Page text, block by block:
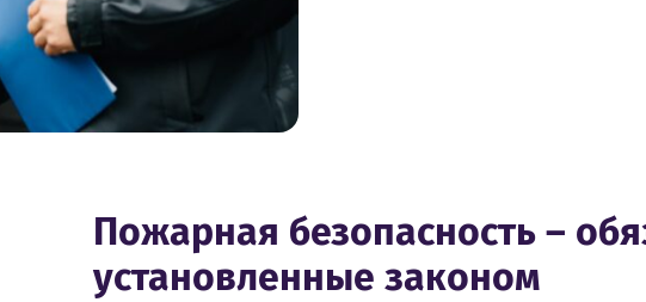
Пожарная безопасность –
установленные законом